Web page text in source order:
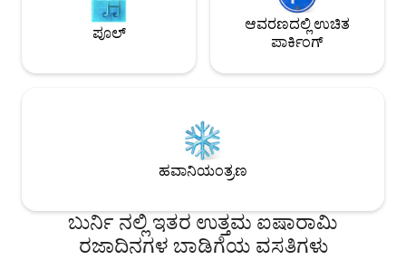
ಪೂಲ್
ಆವರಣದಲ್ಲಿ ಉಚಿತ
ಪಾರ್ಕಿಂಗ್
ಹವಾನಿಯಂತ್ರಣ
ಬುರ್ನಿ ನಲ್ಲಿ ಇತರ ಉತ್ತಮ ಐಷಾರಾಮಿ
ರಜಾದಿನಗಳ ಬಾಡಿಗೆಯ ವಸತಿಗಳು